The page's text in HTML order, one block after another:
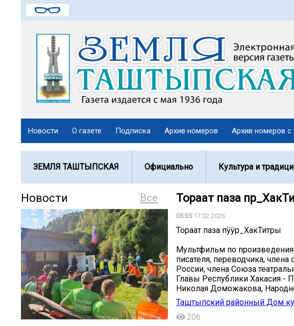
Новости О газете Подписка Архив номеров Архив номеров с
ЗЕМЛЯ ТАШТЫПСКАЯ Официально Культура и
Все
Новости Тораат паза
05:3517.02.2026
Тораат паза пӱӱр_ХакТитры
Мультфильм по
писателя, переводчика,
России, члена Союза
Главы Республики Хакасия -
Николая Доможакова,
Таштыпский районный Дом
206